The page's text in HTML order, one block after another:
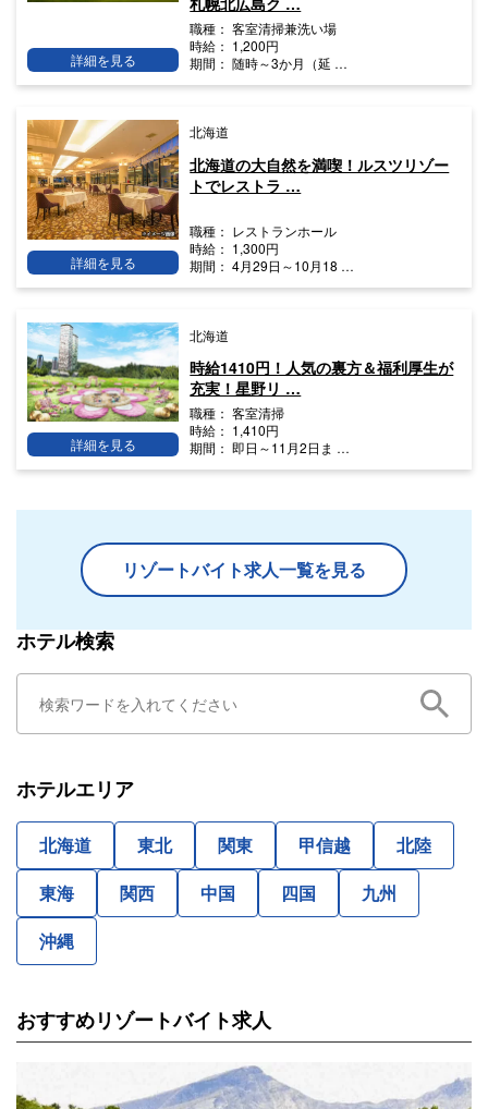
職種： 客室清掃兼洗い場
時給： 1,200円
期間： 随時～3か月（延 …
詳細を見る
北海道
北海道の大自然を満喫！ルスツリゾー
トでレストラ …
職種： レストランホール
時給： 1,300円
期間： 4月29日～10月18 …
詳細を見る
北海道
時給1410円！人気の裏方＆福利厚生が
充実！星野リ …
職種： 客室清掃
時給： 1,410円
期間： 即日～11月2日ま …
詳細を見る
リゾートバイト求人一覧を見る
ホテル検索
ホテルエリア
北海道 東北 関東 甲信越
北陸
東海
関西 中国 四国
九州
沖縄
おすすめリゾートバイト求人